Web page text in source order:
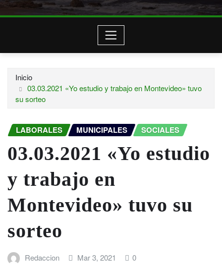
Inicio
03.03.2021 «Yo estudio y trabajo en Montevideo» tuvo
su sorteo
LABORALES MUNICIPALES SOCIALES
03.03.2021 «Yo estudio
y trabajo en
Montevideo» tuvo su
sorteo
Redaccion Mar 3, 2021 0